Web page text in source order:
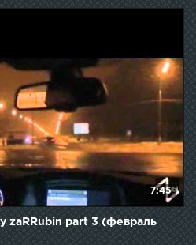
7:45
zaRRubin part 3 (февраль